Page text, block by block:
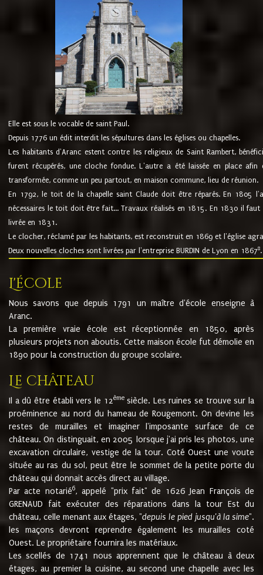
Elle est sous le vocable de saint Paul.
Depuis 1776 un édit interdit les sépultures dans les églises ou chapelles.
Les habitants d'Aranc estent contre les religieux de Saint Rambert,
furent récupérés, une cloche fondue. L'autre a été laissée en place
transformée, comme un peu partout, en maison commune, lieu de réunion.
En 1792, le toit de la chapelle saint Claude doit être réparés. En 1805
nécessaires le toit doit être fait... Travaux réalisés en 1815. En 1830 il
livrée en 1831.
Le clocher, réclamé par les habitants, est reconstruit en 1869 et l'église
Deux nouvelles cloches sont livrées par l'entreprise BURDIN de Lyon en 18678.
L'école
Nous savons que depuis 1791 un maître d'école enseigne à
Aranc.
La première vraie école est réceptionnée en 1850, après
plusieurs projets non aboutis. Cette maison école fut démolie en
1890 pour la construction du groupe scolaire.
Le château
Il a dû être établi vers le 12èmesiècle. Les ruines se trouve sur la
proéminence au nord du hameau de Rougemont. On devine les
restes de murailles et imaginer l'imposante surface de ce
château. On distinguait, en 2005 lorsque j'ai pris les photos, une
excavation circulaire, vestige de la tour. Coté Ouest une voute
située au ras du sol, peut être le sommet de la petite porte du
château qui donnait accès direct au village.
Par acte notarié6, appelé "prix fait" de 1626 Jean François de
GRENAUD fait exécuter des réparations dans la tour Est du
château, celle menant aux étages, "depuis le pied jusqu'à la sime".
les maçons devront reprendre également les murailles coté
Ouest. Le propriétaire fournira les matériaux.
Les scellés de 1741 nous apprennent que le château à deux
étages, au premier la cuisine, au second une chapelle avec les